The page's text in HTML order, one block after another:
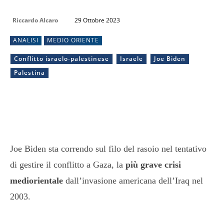
Riccardo Alcaro 29 Ottobre 2023
ANALISI MEDIO ORIENTE
Conflitto israelo-palestinese Israele
Joe Biden
Palestina
Joe Biden sta correndo sul filo del rasoio nel tentativo
di gestire il conflitto a Gaza, la più grave crisi
mediorientale dall’invasione americana dell’Iraq nel
2003.